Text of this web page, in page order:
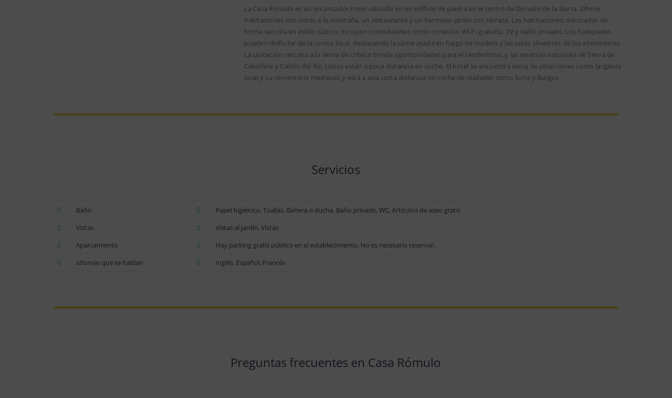
La Casa Rómulo es un encantador hotel ubicado en un edificio de piedra en el centro de Duruelo de la Sierra. Ofrece
habitaciones con vistas a la montaña, un restaurante y un hermoso jardín con terraza. Las habitaciones, decoradas de
forma sencilla en estilo rústico, incluyen comodidades como conexión Wi-Fi gratuita, TV y baño privado. Los huéspedes
pueden disfrutar de la cocina local, destacando la carne asada en fuego de madera y las setas silvestres de los alrededores.
La ubicación cercana a la sierra de Urbión brinda oportunidades para el senderismo, y las reservas naturales de Sierra de
Cebollera y Cañón del Río Lobos están a poca distancia en coche. El hotel se encuentra cerca de atracciones como la iglesia
local y su cementerio medieval, y está a una corta distancia en coche de ciudades como Soria y Burgos.
Servicios
Baño
Papel higiénico, Toallas, Bañera o ducha, Baño privado, WC, Artículos de aseo gratis
Vistas
Vistas al jardín, Vistas
Aparcamiento
Hay parking gratis público en el establecimiento. No es necesario reservar.
Idiomas que se hablan
Inglés, Español, Francés
Preguntas frecuentes en Casa Rómulo